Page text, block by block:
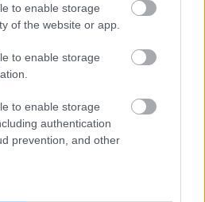
to enable storage
of the website or app.
to enable storage
to enable storage
authentication
prevention, and other